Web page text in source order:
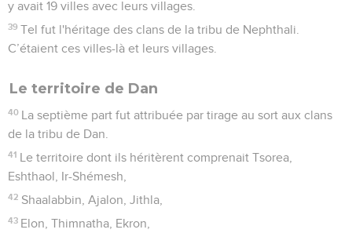
y avait 19 villes avec leurs villages.
39 Tel fut l'héritage des clans de la tribu de Nephthali.
C’étaient ces villes-là et leurs villages.
Le territoire de Dan
40 La septième part fut attribuée par tirage au sort aux clans
de la tribu de Dan.
41 Le territoire dont ils héritèrent comprenait Tsorea,
Eshthaol, Ir-Shémesh,
42 Shaalabbin, Ajalon, Jithla,
43 Elon, Thimnatha, Ekron,